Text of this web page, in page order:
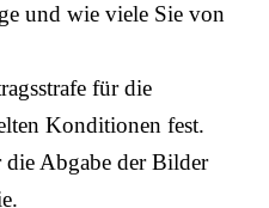
und wie viele Sie von
für die
Konditionen fest.
Abgabe der Bilder